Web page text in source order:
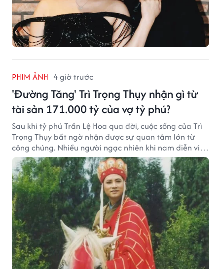
PHIM ẢNH 4 giờ trước
'Đường Tăng' Trì Trọng Thụy nhận gì từ
tài sản 171.000 tỷ của vợ tỷ phú?
Sau khi tỷ phú Trần Lệ Hoa qua đời, cuộc sống của Trì
Trọng Thụy bất ngờ nhận được sự quan tâm lớn từ
công chúng. Nhiều người ngạc nhiên khi nam diễn viên
nổi tiếng với vai Đường Tăng không xuất hiện trong
danh sách thừa kế khối tài sản hàng chục tỷ NDT.